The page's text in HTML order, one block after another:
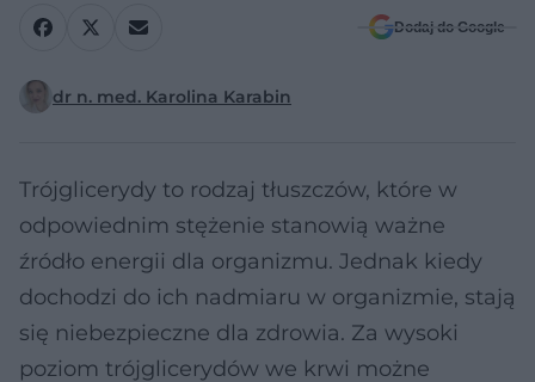
Dodaj do Google
dr n. med. Karolina Karabin
Trójglicerydy to rodzaj tłuszczów, które w
odpowiednim stężenie stanowią ważne
źródło energii dla organizmu. Jednak kiedy
dochodzi do ich nadmiaru w organizmie, stają
się niebezpieczne dla zdrowia. Za wysoki
poziom trójglicerydów we krwi możne